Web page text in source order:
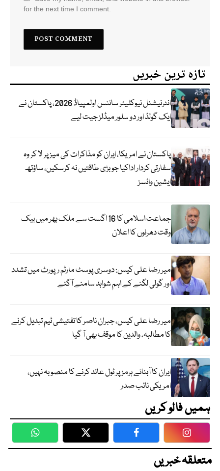
for the next time I comment.
تازہ ترین خبریں
انٹرنیشنل نیوکلیئر سائنس اولمپیاڈ 2026، پاکستان نے
ایک گولڈ اور دو سلور میڈلز جیت لیے
پاکستان نے امریکا، ایران کو مذاکرات کی میز پر لا کر وہ
سفارتی کردار اداکیا جو بڑی طاقتیں نہ کرسکیں، ساؤتھ
ایشین وائسز
جماعت اسلامی کا 16 اگست سے ملک بھر میں بیک
وقت دھرنوں کا اعلان
میر رضا علی کیس: دوسری پوسٹ مارٹم رپورٹ میں تشدد
اور گولی لگنے کے اہم شواہد سامنے آگئے
میر رضا علی کیس، جبران ناصر کا تفتیشی ٹیم تبدیل کرنے
کا مطالبہ، والدین کا موقف بھی آ گیا
ایران کا آبنائے ہرمز پر ٹول عائد کرنے کا منصوبہ نہیں،
امریکی نائب صدر
ہمیں فالو کریں
WhatsApp Twitter Facebook
متعلقہ خبریں